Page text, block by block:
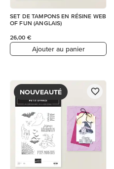
SET DE TAMPONS EN RÉSINE WEB
OF FUN (ANGLAIS)
26,00 €
Ajouter au panier
NOUVEAUTÉ